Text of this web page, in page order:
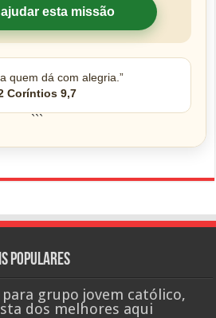
esta missão
quem dá com alegria.”
Coríntios 9,7
```
Populares
para grupo jovem católico,
dos melhores aqui